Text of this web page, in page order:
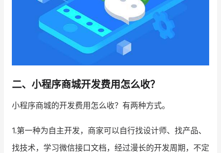
二、小程序商城开发费用怎么收？
小程序商城的开发费用怎么收？有两种方式。
1.第一种为自主开发，商家可以自行找设计师、找产品、
找技术，学习微信接口文档，经过漫长的开发周期，不定